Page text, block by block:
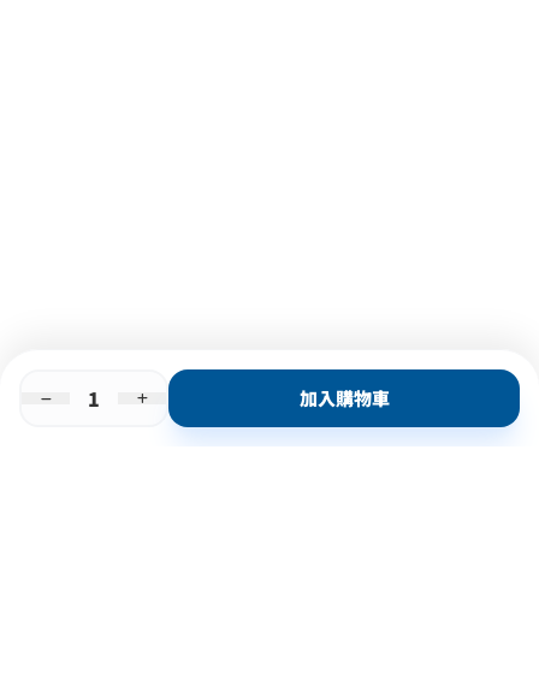
加入購物車